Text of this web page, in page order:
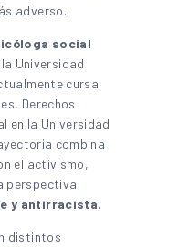
adverso.
social
Universidad
cursa
Derechos
en la Universidad
combina
el activismo,
perspectiva
y antirracista.
distintos